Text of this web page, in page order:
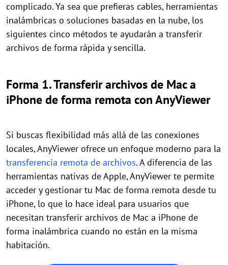
complicado. Ya sea que prefieras cables, herramientas
inalámbricas o soluciones basadas en la nube, los
siguientes cinco métodos te ayudarán a transferir
archivos de forma rápida y sencilla.
Forma 1. Transferir archivos de Mac a
iPhone de forma remota con AnyViewer
Si buscas flexibilidad más allá de las conexiones
locales, AnyViewer ofrece un enfoque moderno para la
transferencia remota de archivos. A diferencia de las
herramientas nativas de Apple, AnyViewer te permite
acceder y gestionar tu Mac de forma remota desde tu
iPhone, lo que lo hace ideal para usuarios que
necesitan transferir archivos de Mac a iPhone de
forma inalámbrica cuando no están en la misma
habitación.